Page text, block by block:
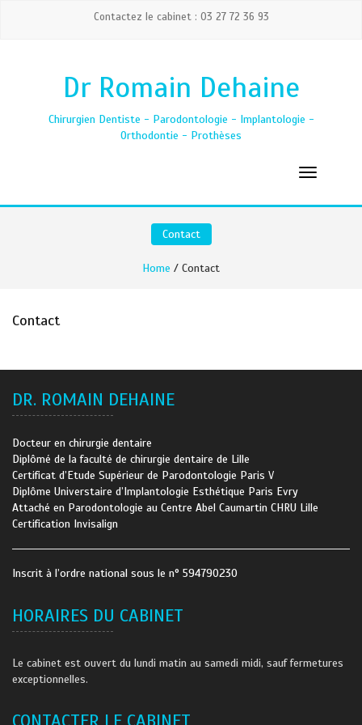
Contactez le cabinet : 03 27 72 36 93
Dr Romain Dehaine
Chirurgien Dentiste - Parodontologie - Implantologie -
Orthodontie - Prothèses
Contact
Home / Contact
Contact
DR. ROMAIN DEHAINE
Docteur en chirurgie dentaire
Diplômé de la faculté de chirurgie dentaire de Lille
Certificat d’Etude Supérieur de Parodontologie Paris V
Diplôme Universtaire d’Implantologie Esthétique Paris Evry
Attaché en Parodontologie au Centre Abel Caumartin CHRU Lille
Certification Invisalign
Inscrit à l’ordre national sous le n° 594790230
HORAIRES DU CABINET
Le cabinet est ouvert du lundi matin au samedi midi, sauf fermetures
exceptionnelles.
CONTACTER LE CABINET